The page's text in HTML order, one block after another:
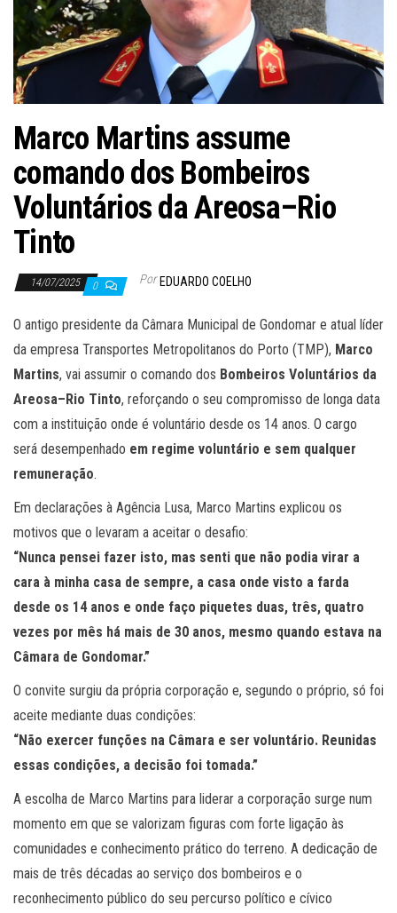
Marco Martins assume
comando dos Bombeiros
Voluntários da Areosa–Rio
Tinto
14/07/2025 0 Por EDUARDO COELHO
O antigo presidente da Câmara Municipal de Gondomar e atual líder
da empresa Transportes Metropolitanos do Porto (TMP), Marco
Martins, vai assumir o comando dos Bombeiros Voluntários da
Areosa–Rio Tinto, reforçando o seu compromisso de longa data
com a instituição onde é voluntário desde os 14 anos. O cargo
será desempenhado em regime voluntário e sem qualquer
remuneração.
Em declarações à Agência Lusa, Marco Martins explicou os
motivos que o levaram a aceitar o desafio:
“Nunca pensei fazer isto, mas senti que não podia virar a
cara à minha casa de sempre, a casa onde visto a farda
desde os 14 anos e onde faço piquetes duas, três, quatro
vezes por mês há mais de 30 anos, mesmo quando estava na
Câmara de Gondomar.”
O convite surgiu da própria corporação e, segundo o próprio, só foi
aceite mediante duas condições:
“Não exercer funções na Câmara e ser voluntário. Reunidas
essas condições, a decisão foi tomada.”
A escolha de Marco Martins para liderar a corporação surge num
momento em que se valorizam figuras com forte ligação às
comunidades e conhecimento prático do terreno. A dedicação de
mais de três décadas ao serviço dos bombeiros e o
reconhecimento público do seu percurso político e cívico